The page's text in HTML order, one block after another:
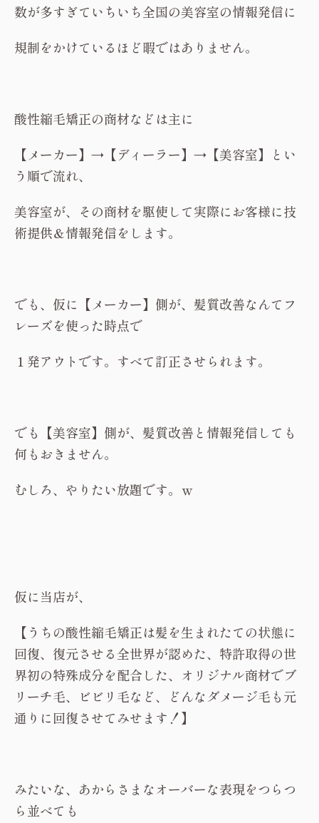
数が多すぎていちいち全国の美容室の情報発信に
規制をかけているほど暇ではありません。
酸性縮毛矯正の商材などは主に
【メーカー】→【ディーラー】→【美容室】とい
う順で流れ、
美容室が、その商材を駆使して実際にお客様に技
術提供＆情報発信をします。
でも、仮に【メーカー】側が、髪質改善なんてフ
レーズを使った時点で
１発アウトです。すべて訂正させられます。
でも【美容室】側が、髪質改善と情報発信しても
何もおきません。
むしろ、やりたい放題です。ｗ
仮に当店が、
【うちの酸性縮毛矯正は髪を生まれたての状態に
回復、復元させる全世界が認めた、特許取得の世
界初の特殊成分を配合した、オリジナル商材でブ
リーチ毛、ビビリ毛など、どんなダメージ毛も元
通りに回復させてみせます！】
みたいな、あからさまなオーバーな表現をつらつ
ら並べても